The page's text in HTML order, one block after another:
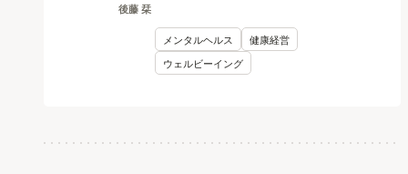
後藤 栞
メンタルヘルス
健康経営
ウェルビーイング